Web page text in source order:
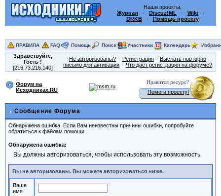
Наши проекты:
Журнал · Discuz!ML · Wiki ·
DRKB· Помощь проекту
ПРАВИЛА FAQ Помощь Поиск Участники Календарь
Здравствуйте,
Гость!
[216.73.216.140]
Не авторизованы? Регистрация
Выслать повторно
письмо для активации
Что даёт регистрация на форуме?
Форум на
Исходниках.RU
Нравится ресурс?
Помоги проекту!
Сообщение Форума
Обнаружена ошибка. Если Вам неизвестны причины ошибки, попробуйте
обратиться к файлам помощи.
Обнаружена ошибка:
Вы должны авторизоваться, чтобы использовать эту возможность.
Вы не авторизованы. Вы можете авторизоваться ниже.
Ваше
имя